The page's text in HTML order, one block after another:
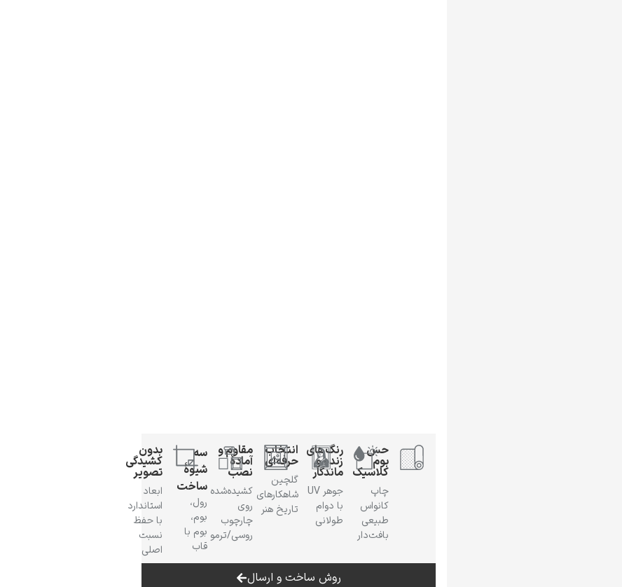
حس
بوم
کلاسیک
چاپ
کانواس
طبیعی
بافت‌دار
رنگ‌های
زنده و
ماندگار
جوهر UV
با دوام
طولانی
انتخاب
حرفه‌ای
گلچین
شاهکارهای
تاریخ هنر
مقاوم و
آمادهٔ
نصب
کشیده‌شده
روی
چارچوب
روسی/ترمو
سه
شیوهٔ
ساخت
رول،
بوم،
بوم با
قاب
بدون
کشیدگی
تصویر
ابعاد
استاندارد
با حفظ
نسبت
اصلی
روش ساخت و ارسال